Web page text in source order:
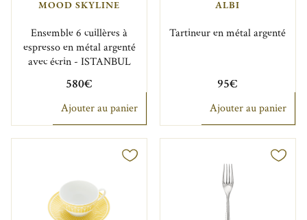
MOOD SKYLINE
Ensemble 6 cuillères à
espresso en métal argenté
avec écrin - ISTANBUL
580€
Ajouter au panier
ALBI
Tartineur en métal argenté
95€
Ajouter au panier